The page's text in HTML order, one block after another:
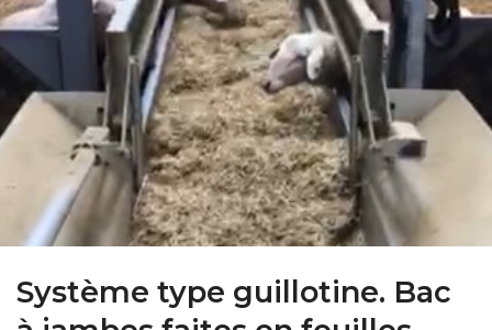
FARM CAMARA
Système type guillotine. Bac